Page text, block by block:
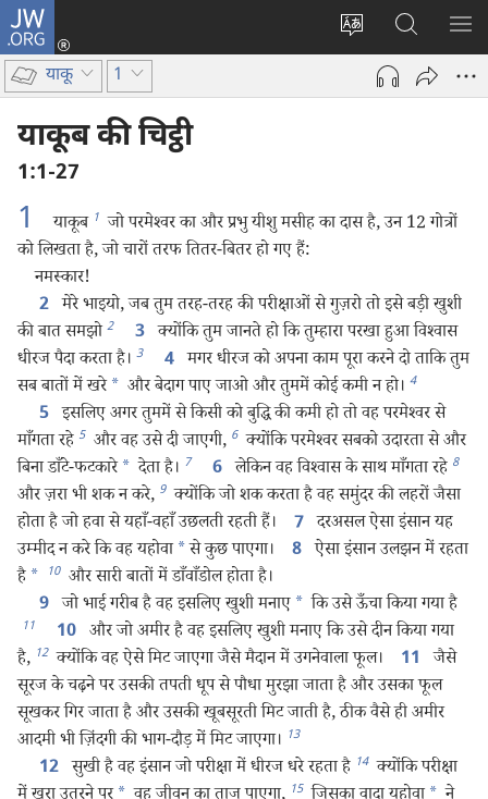
JW.ORG
वेबसाइट
भाषा
लॉग-
इन
(opens
JW.ORG
खोजें
मैन्यू
याकू 1
याकूब की चिट्ठी
1:1-27
1 याकूब 1 जो परमेश्‍वर का और प्रभु यीशु मसीह का दास है, उन 12 गोत्रों
को लिखता है, जो चारों तरफ तितर-बितर हो गए हैं:
नमस्कार!
2 मेरे भाइयो, जब तुम तरह-तरह की परीक्षाओं से गुज़रो तो इसे बड़ी खुशी
की बात समझो 2 3 क्योंकि तुम जानते हो कि तुम्हारा परखा हुआ विश्‍वास
धीरज पैदा करता है। 3 4 मगर धीरज को अपना काम पूरा करने दो ताकि तुम
सब बातों में खरे * और बेदाग पाए जाओ और तुममें कोई कमी न हो। 4
5 इसलिए अगर तुममें से किसी को बुद्धि की कमी हो तो वह परमेश्‍वर से
माँगता रहे 5 और वह उसे दी जाएगी, 6 क्योंकि परमेश्‍वर सबको उदारता से और
बिना डाँटे-फटकारे * देता है। 7 6 लेकिन वह विश्‍वास के साथ माँगता रहे 8
और ज़रा भी शक न करे, 9 क्योंकि जो शक करता है वह समुंदर की लहरों जैसा
होता है जो हवा से यहाँ-वहाँ उछलती रहती हैं।
7 दरअसल ऐसा इंसान यह
उम्मीद न करे कि वह यहोवा *से कुछ पाएगा। 8 ऐसा इंसान उलझन में रहता
है * 10 और सारी बातों में डाँवाँडोल होता है।
9 जो भाई गरीब है वह इसलिए खुशी मनाए * कि उसे ऊँचा किया गया है
11 10 और जो अमीर है वह इसलिए खुशी मनाए कि उसे दीन किया गया
है, 12 क्योंकि वह ऐसे मिट जाएगा जैसे मैदान में उगनेवाला फूल। 11
जैसे
सूरज के चढ़ने पर उसकी तपती धूप से पौधा मुरझा जाता है और उसका फूल
सूखकर गिर जाता है और उसकी खूबसूरती मिट जाती है, ठीक वैसे ही अमीर
आदमी भी ज़िंदगी की भाग-दौड़ में मिट जाएगा। 13
12 सुखी है वह इंसान जो परीक्षा में धीरज धरे रहता है 14 क्योंकि परीक्षा
* 15 *